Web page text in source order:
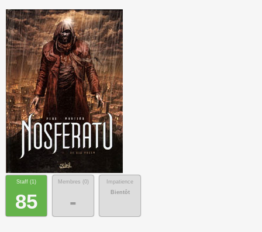
Staff (1)
85
Membres (0)
-
Impatience
Bientôt